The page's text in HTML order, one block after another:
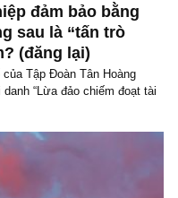
đảm bảo
sau là “tấn trò
(đăng lại)